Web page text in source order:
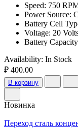
Speed: 750
Power Source:
Battery Cell
Voltage: 20
Battery
Availability: In Stock
₽ 400.00
В корзину
Новинка
Переход сталь